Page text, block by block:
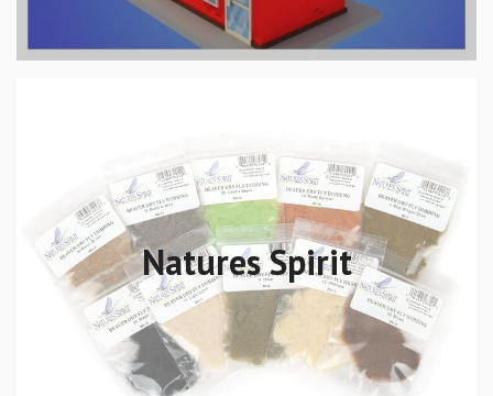
Natures Spirit